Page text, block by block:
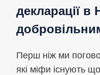
декларації в
Перш ніж ми
які міфи існують